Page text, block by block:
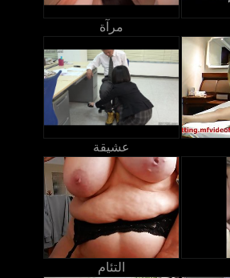
مرآة
عشيقة
التئام